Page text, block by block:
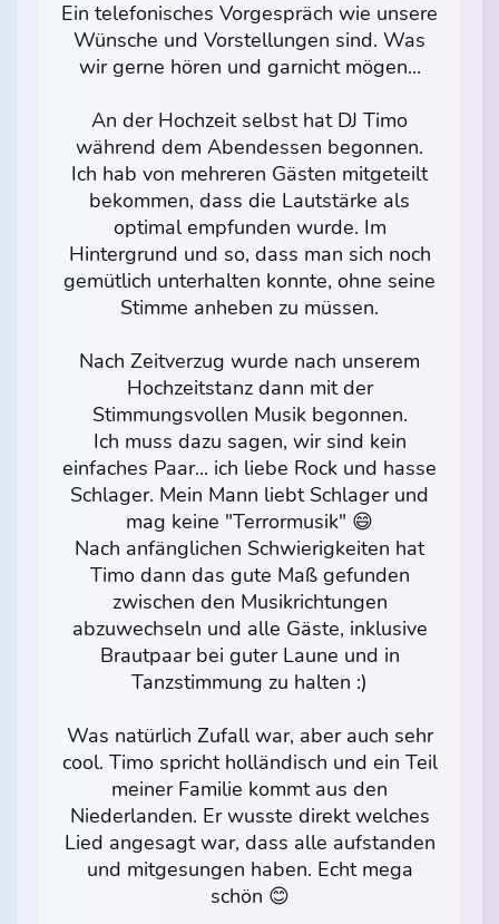
Ein telefonisches Vorgespräch wie unsere
Wünsche und Vorstellungen sind. Was
wir gerne hören und garnicht mögen...
An der Hochzeit selbst hat DJ Timo
während dem Abendessen begonnen.
Ich hab von mehreren Gästen mitgeteilt
bekommen, dass die Lautstärke als
optimal empfunden wurde. Im
Hintergrund und so, dass man sich noch
gemütlich unterhalten konnte, ohne seine
Stimme anheben zu müssen.
Nach Zeitverzug wurde nach unserem
Hochzeitstanz dann mit der
Stimmungsvollen Musik begonnen.
Ich muss dazu sagen, wir sind kein
einfaches Paar... ich liebe Rock und hasse
Schlager. Mein Mann liebt Schlager und
mag keine "Terrormusik" 😄
Nach anfänglichen Schwierigkeiten hat
Timo dann das gute Maß gefunden
zwischen den Musikrichtungen
abzuwechseln und alle Gäste, inklusive
Brautpaar bei guter Laune und in
Tanzstimmung zu halten :)
Was natürlich Zufall war, aber auch sehr
cool. Timo spricht holländisch und ein Teil
meiner Familie kommt aus den
Niederlanden. Er wusste direkt welches
Lied angesagt war, dass alle aufstanden
und mitgesungen haben. Echt mega
schön 😊